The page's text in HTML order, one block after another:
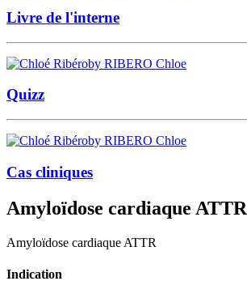
Livre de l'interne
by RIBERO Chloe
Quizz
by RIBERO Chloe
Cas cliniques
Amyloïdose cardiaque ATTR
Amyloïdose cardiaque ATTR
Indication